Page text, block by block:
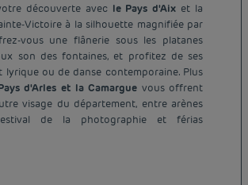
découverte avec le Pays d'Aix et la
Victoire à la silhouette magnifiée par
vous une flânerie sous les platanes
son des fontaines, et profitez de ses
lyrique ou de danse contemporaine. Plus
d'Arles et la Camargue vous offrent
visage du département, entre arènes
de la photographie et férias